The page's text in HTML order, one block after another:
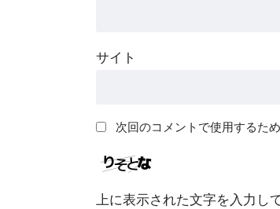
サイト
次回のコメントで使用するた
上に表示された文字を入力し